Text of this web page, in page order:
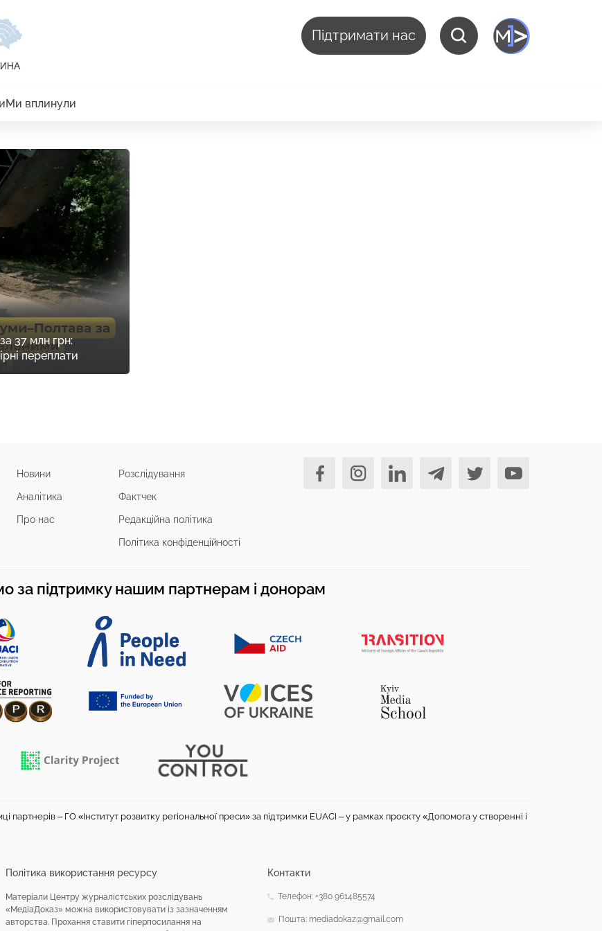
Підтримати нас
Ми вплинули
37 млн грн:
переплати
Новини
Аналітика
Про нас
Розслідування
Фактчек
Редакційна політика
Політика конфіденційності
за підтримку нашим партнерам і донорам
партнерів – ГО «Інститут розвитку регіональної преси» за підтримки EUACI – у рамках проєкту «Допомога у створенні і
Політика використання ресурсу
Матеріали Центру журналістських розслідувань
«МедіаДоказ» можна використовувати із зазначенням
авторства. Прохання ставити гіперпосилання на
Контакти
Телефон: +380 961485574
Пошта: mediadokaz@gmail.com